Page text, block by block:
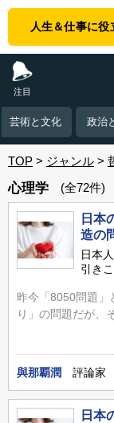
人生＆仕事に
注目
芸術と文化 政治
TOP ジャンル
心理学 (全72件)
日本
造の
日本
引き
昨今「8050問題」
り」の問題だが、
與那覇潤 評論家
日本